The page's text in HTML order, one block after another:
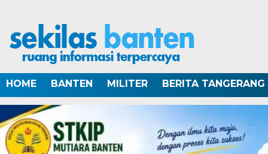
HOME BANTEN MILITER BERITA TANGERANG